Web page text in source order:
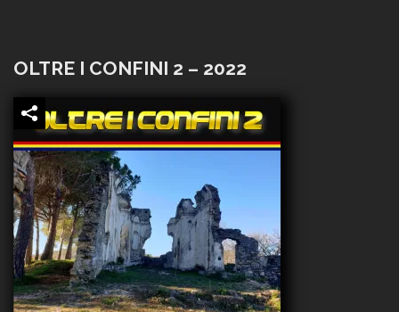
OLTRE I CONFINI 2 – 2022